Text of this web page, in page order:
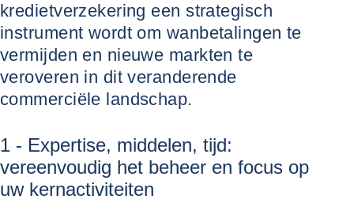
kredietverzekering een strategisch
instrument wordt om wanbetalingen te
vermijden en nieuwe markten te
veroveren in dit veranderende
commerciële landschap.
1 - Expertise, middelen, tijd:
vereenvoudig het beheer en focus op
uw kernactiviteiten